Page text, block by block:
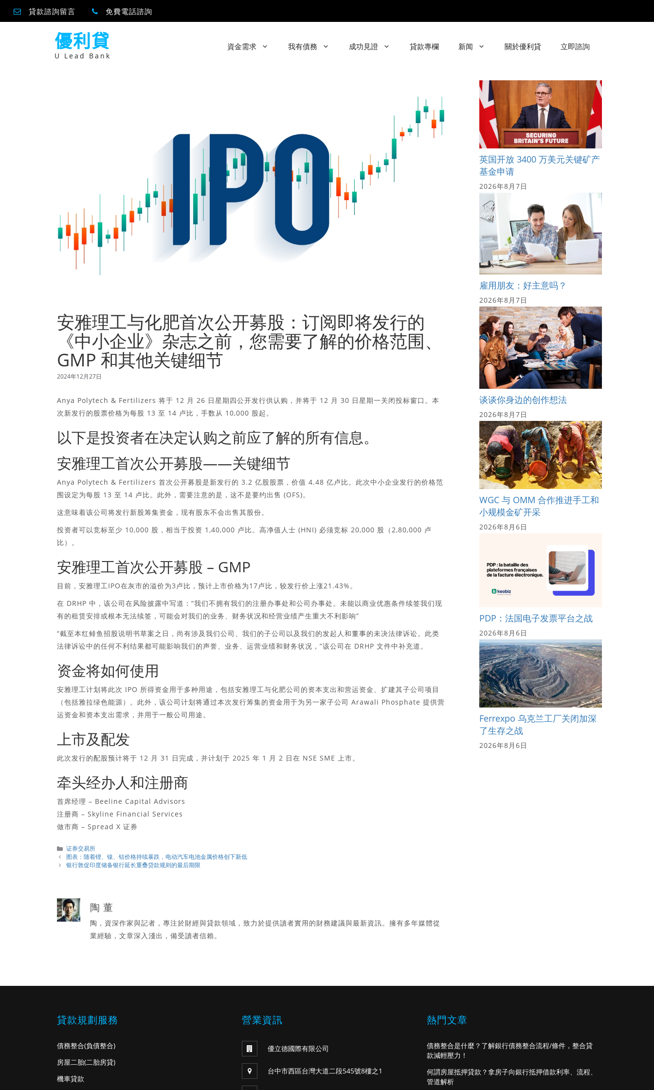
貸款諮詢留言 免費電話諮詢
優利貸
U Lead Bank
資金需求 我有債務 成功見證 貸款專欄 新闻 關於優利貸 立即諮詢
安雅理工与化肥首次公开募股：订阅即将发行的
《中小企业》杂志之前，您需要了解的价格范围、
GMP 和其他关键细节
2024年12月27日
Anya Polytech & Fertilizers 将于 12 月 26 日星期四公开发行供认购，并将于 12 月 30 日星期一关闭投标窗口。本
次新发行的股票价格为每股 13 至 14 卢比，手数从 10,000 股起。
以下是投资者在决定认购之前应了解的所有信息。
安雅理工首次公开募股——关键细节
Anya Polytech & Fertilizers 首次公开募股是新发行的 3.2 亿股股票，价值 4.48 亿卢比。此次中小企业发行的价格范
围设定为每股 13 至 14 卢比。此外，需要注意的是，这不是要约出售 (OFS)。
这意味着该公司将发行新股筹集资金，现有股东不会出售其股份。
投资者可以竞标至少 10,000 股，相当于投资 1,40,000 卢比。高净值人士 (HNI) 必须竞标 20,000 股（2,80,000 卢
比）。
安雅理工首次公开募股 – GMP
目前，安雅理工IPO在灰市的溢价为3卢比，预计上市价格为17卢比，较发行价上涨21.43%。
在 DRHP 中，该公司在风险披露中写道：“我们不拥有我们的注册办事处和公司办事处。未能以商业优惠条件续签我们现
有的租赁安排或根本无法续签，可能会对我们的业务、财务状况和经营业绩产生重大不利影响”
“截至本红鲱鱼招股说明书草案之日，尚有涉及我们公司、我们的子公司以及我们的发起人和董事的未决法律诉讼。此类
法律诉讼中的任何不利结果都可能影响我们的声誉、业务、运营业绩和财务状况，”该公司在 DRHP 文件中补充道。
资金将如何使用
安雅理工计划将此次 IPO 所得资金用于多种用途，包括安雅理工与化肥公司的资本支出和营运资金、扩建其子公司项目
（包括雅拉绿色能源）。此外，该公司计划将通过本次发行筹集的资金用于为另一家子公司 Arawali Phosphate 提供营
运资金和资本支出需求，并用于一般公司用途。
上市及配发
此次发行的配股预计将于 12 月 31 日完成，并计划于 2025 年 1 月 2 日在 NSE SME 上市。
牵头经办人和注册商
首席经理 – Beeline Capital Advisors
注册商 – Skyline Financial Services
做市商 – Spread X 证券
分
類
证券交易所
图表：随着锂、镍、钴价格持续暴跌，电动汽车电池金属价格创下新低
银行敦促印度储备银行延长重叠贷款规则的最后期限
陶 董
陶，資深作家與記者，專注於財經與貸款領域，致力於提供讀者實用的財務建議與最新資訊。擁有多年媒體從
業經驗，文章深入淺出，備受讀者信賴。
英国开放 3400 万美元关键矿产
基金申请
2026年8月7日
雇用朋友：好主意吗？
2026年8月7日
谈谈你身边的创作想法
2026年8月7日
WGC 与 OMM 合作推进手工和
小规模金矿开采
2026年8月6日
PDP：法国电子发票平台之战
2026年8月6日
Ferrexpo 乌克兰工厂关闭加深
了生存之战
2026年8月6日
貸款規劃服務
債務整合(負債整合)
房屋二胎(二胎房貸)
機車貸款
營業資訊
優立德國際有限公司
台中市西區台灣大道二段545號8樓之1
熱門文章
債務整合是什麼？了解銀行債務整合流程/條件，整合貸
款減輕壓力！
何謂房屋抵押貸款？拿房子向銀行抵押借款利率、流程、
管道解析